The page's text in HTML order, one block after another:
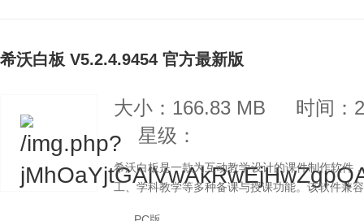
希沃白板 V5.2.4.9454 官方最新版
大小：166.83 MB
时间：
星级：
希沃白板是一款为互动教学设计的课件制作软件
工、学科教学等多种备课与授课功能。该软件兼